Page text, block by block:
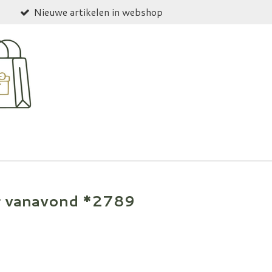
Nieuwe artikelen in webshop
*2789